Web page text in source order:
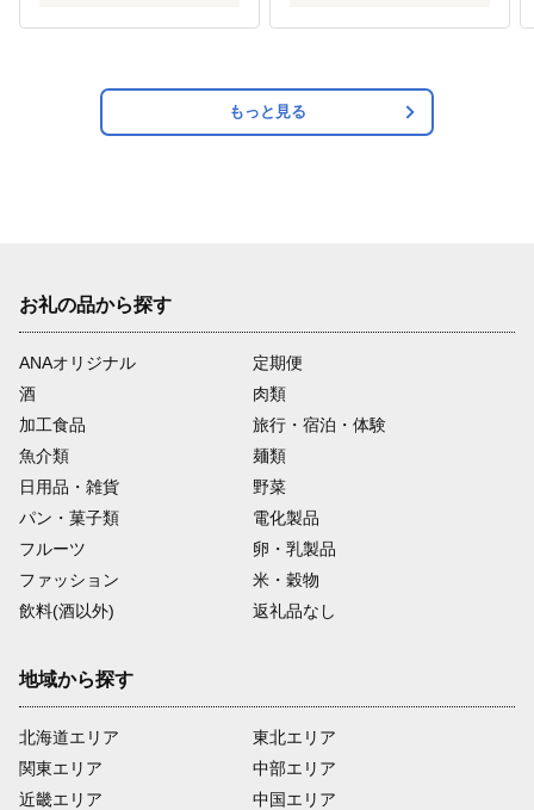
蜜 みつ ミツ 人気 稀少
ント 贈り物 仕送り 家庭
用 自宅用 常温発送 調味
料 隠し味 おすすめ
もっと見る
お礼の品から探す
ANAオリジナル
定期便
酒
肉類
加工食品
旅行・宿泊・体験
魚介類
麺類
日用品・雑貨
野菜
パン・菓子類
電化製品
フルーツ
卵・乳製品
ファッション
米・穀物
飲料(酒以外)
返礼品なし
地域から探す
北海道エリア
関東エリア
近畿エリア
東北エリア
中部エリア
中国エリア